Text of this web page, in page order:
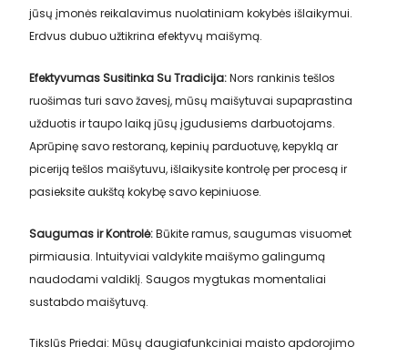
jūsų įmonės reikalavimus nuolatiniam kokybės išlaikymui.
Erdvus dubuo užtikrina efektyvų maišymą.
Efektyvumas Susitinka Su Tradicija:Nors rankinis tešlos
ruošimas turi savo žavesį, mūsų maišytuvai supaprastina
užduotis ir taupo laiką jūsų įgudusiems darbuotojams.
Aprūpinę savo restoraną, kepinių parduotuvę, kepyklą ar
piceriją tešlos maišytuvu, išlaikysite kontrolę per procesą ir
pasieksite aukštą kokybę savo kepiniuose.
Saugumas ir Kontrolė:Būkite ramus, saugumas visuomet
pirmiausia. Intuityviai valdykite maišymo galingumą
naudodami valdiklį. Saugos mygtukas momentaliai
sustabdo maišytuvą.
Tikslūs Priedai: Mūsų daugiafunkciniai maisto apdorojimo